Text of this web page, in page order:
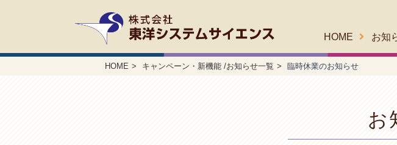
HOME お知
HOME キャンペーン・新機能 /お知らせ一覧 臨時休業のお知らせ
お